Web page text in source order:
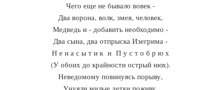
Чего еще не бывало вовек -
Два ворона, волк, змея, человек,
Медведь и - добавить необходимо -
Два сына, два отпрыска Изегрима -
Н е н а с ы т и к и П у с т о б р ю х
(У обоих до крайности острый нюх).
Неведомому повинуясь порыву,
Учуяли милые детки поживу.